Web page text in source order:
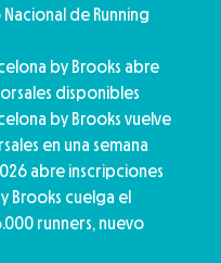
de Running
by Brooks abre
disponibles
by Brooks vuelve
en una semana
abre inscripciones
Brooks cuelga el
runners, nuevo